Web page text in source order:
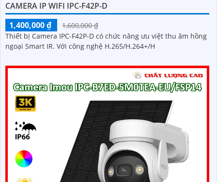
CAMERA IP WIFI IPC-F42P-D
1,400,000 ₫
1,600,000 ₫
Thiết bị Camera IPC-F42P-D có chức năng ưu việt thu âm hồng
ngoại Smart IR. Với công nghệ H.265/H.264+/H